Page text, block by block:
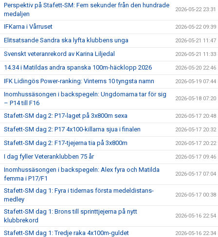
Perspektiv på Stafett-SM: Fem sekunder från den hundrade
medaljen
2026-05-22 23:31
IFKarna i Vårruset 2026-05-22 09:39
Elitsatsande Sandra ska lyfta klubbens unga 2026-05-21 11:47
Svenskt veteranrekord av Karina Liljedal 2026-05-21 11:33
14.34 i Matildas andra spanska 100m-häcklopp 2026 2026-05-20 22:46
IFK Lidingös Power-ranking: Vinterns 10 tyngsta namn 2026-05-19 07:44
Inomhussäsongen i backspegeln: Ungdomarna tar för sig
– P14 till F16
2026-05-18 07:20
Stafett-SM dag 2: P17-laget på 3x800m sexa 2026-05-17 20:48
Stafett-SM dag 2: P17 4x100-killarna sjua i finalen 2026-05-17 20:32
Stafett-SM dag 2: F17-tjejerna tia på 3x800m 2026-05-17 20:22
I dag fyller Veteranklubben 75 år 2026-05-17 09:46
Inomhussäsongen i backspegeln: Alex fyra och Matilda
femma i P17/F1
2026-05-17 07:04
Stafett-SM dag 1: Fyra i tidernas första medeldistans-
medley
2026-05-17 00:38
Stafett-SM dag 1: Brons till sprinttjejerna på nytt
klubbrekord
2026-05-16 22:54
Stafett-SM dag 1: Tredje raka 4x100m-guldet 2026-05-16 22:34